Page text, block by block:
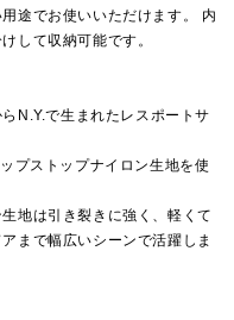
途でお使いいただけます。 内
して収納可能です。
N.Y.で生まれたレスポートサ
プストップナイロン生地を使
地は引き裂きに強く、軽くて
まで幅広いシーンで活躍しま